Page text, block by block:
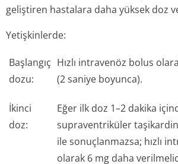
geliştiren hastalara daha yüksek doz
Yetişkinlerde:
Başlangıç
dozu:
Hızlı intravenöz bolus
(2 saniye boyunca).
İkinci
doz:
Eğer ilk doz 1–2 dakika
supraventriküler
ile sonuçlanmazsa; hızlı
olarak 6 mg daha